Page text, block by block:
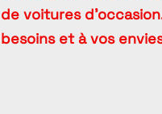
de voitures
besoins et à vos